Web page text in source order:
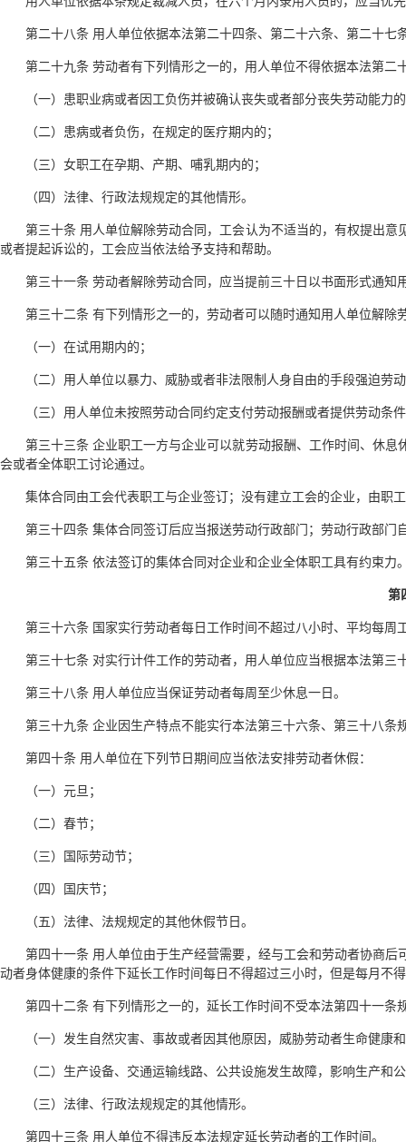
第二十八条 用人单位依据本法第二十四条、第二十六条、第二十
第二十九条 劳动者有下列情形之一的，用人单位不得依据本法第二
（一）患职业病或者因工负伤并被确认丧失或者部分丧失劳动能力
（二）患病或者负伤，在规定的医疗期内的；
（三）女职工在孕期、产期、哺乳期内的；
（四）法律、行政法规规定的其他情形。
第三十条 用人单位解除劳动合同，工会认为不适当的，有权提出
或者提起诉讼的，工会应当依法给予支持和帮助。
第三十一条 劳动者解除劳动合同，应当提前三十日以书面形式通知
第三十二条 有下列情形之一的，劳动者可以随时通知用人单位解除
（一）在试用期内的；
（二）用人单位以暴力、威胁或者非法限制人身自由的手段强迫劳
（三）用人单位未按照劳动合同约定支付劳动报酬或者提供劳动条
第三十三条 企业职工一方与企业可以就劳动报酬、工作时间、休
会或者全体职工讨论通过。
集体合同由工会代表职工与企业签订；没有建立工会的企业，由职
第三十四条 集体合同签订后应当报送劳动行政部门；劳动行政部
第三十五条 依法签订的集体合同对企业和企业全体职工具有约束
第
第三十六条 国家实行劳动者每日工作时间不超过八小时、平均每周
第三十七条 对实行计件工作的劳动者，用人单位应当根据本法第
第三十八条 用人单位应当保证劳动者每周至少休息一日。
第三十九条 企业因生产特点不能实行本法第三十六条、第三十八
第四十条 用人单位在下列节日期间应当依法安排劳动者休假：
（一）元旦；
（二）春节；
（三）国际劳动节；
（四）国庆节；
（五）法律、法规规定的其他休假节日。
第四十一条 用人单位由于生产经营需要，经与工会和劳动者协商
动者身体健康的条件下延长工作时间每日不得超过三小时，但是每月不
第四十二条 有下列情形之一的，延长工作时间不受本法第四十一条
（一）发生自然灾害、事故或者因其他原因，威胁劳动者生命健康
（二）生产设备、交通运输线路、公共设施发生故障，影响生产和
（三）法律、行政法规规定的其他情形。
第四十三条 用人单位不得违反本法规定延长劳动者的工作时间。